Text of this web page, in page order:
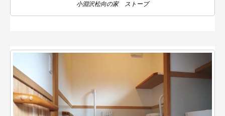
小淵沢松向の家 ストーブ